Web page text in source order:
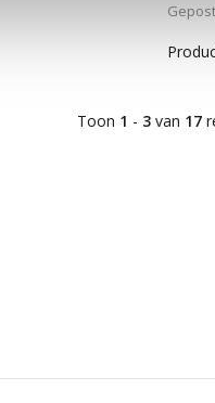
Toon 1 - 3 van 17